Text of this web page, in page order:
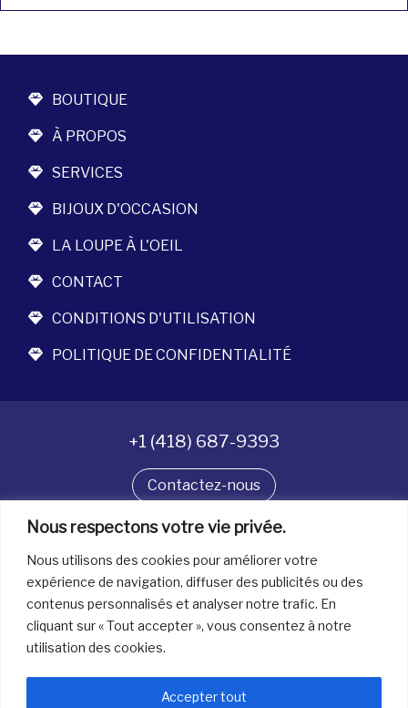
Nous respectons votre vie privée.
Nous utilisons des cookies pour améliorer votre
expérience de navigation, diffuser des publicités ou des
contenus personnalisés et analyser notre trafic. En
cliquant sur « Tout accepter », vous consentez à notre
utilisation des cookies.
Accepter tout
BOUTIQUE
À PROPOS
SERVICES
BIJOUX D'OCCASION
LA LOUPE À L'OEIL
CONTACT
CONDITIONS D'UTILISATION
POLITIQUE DE CONFIDENTIALITÉ
+1 (418) 687-9393
Contactez-nous
Suivez-nous
Tous droits réservés. © La boîte à bijoux 2026